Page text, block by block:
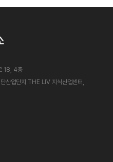
18, 4층
산업단지 THE LIV 지식산업센터,